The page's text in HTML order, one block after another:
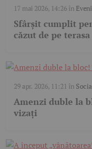
17 mai 2026, 14:26în
Sfârșit cumplit
căzut de pe
29 apr. 2026, 11:21 în
Amenzi duble la
vizați